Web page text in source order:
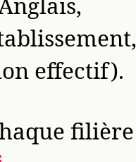
effectif).
filière